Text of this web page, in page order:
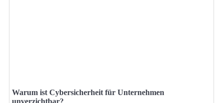
Warum ist Cybersicherheit für Unternehmen